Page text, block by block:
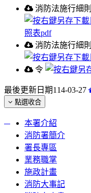
消防法施行細
消防法施行細
令
最後更新日期114-03-27
點選收合
本署介紹
消防署簡介
署長專區
業務職掌
施政計畫
消防大事記